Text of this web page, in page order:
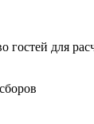
гостей для